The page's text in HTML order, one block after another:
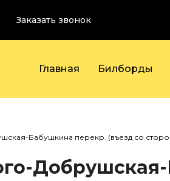
Заказать звонок
Главная Билборды
Бабушкина перекр. (въезд со